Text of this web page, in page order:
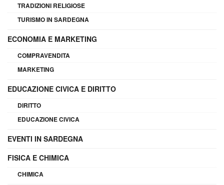
TRADIZIONI RELIGIOSE
TURISMO IN SARDEGNA
ECONOMIA E MARKETING
COMPRAVENDITA
MARKETING
EDUCAZIONE CIVICA E DIRITTO
DIRITTO
EDUCAZIONE CIVICA
EVENTI IN SARDEGNA
FISICA E CHIMICA
CHIMICA